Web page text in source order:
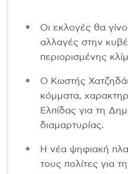
Οι εκλογές θα
αλλαγές στην
περιορισμένης
Ο Κωστής
κόμματα,
Ελπίδας για τη
διαμαρτυρίας.
Η νέα ψηφιακή
τους πολίτες για